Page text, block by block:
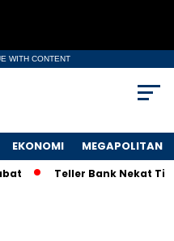
WITH CONTENT
EKONOMI MEGAPOLITAN
Teller Bank Nekat